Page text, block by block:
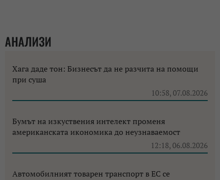
АНАЛИЗИ
Хага даде тон: Бизнесът да не разчита на помощи
при суша
10:58, 07.08.2026
Бумът на изкуствения интелект променя
американската икономика до неузнаваемост
12:18, 06.08.2026
Автомобилният товарен транспорт в ЕС се